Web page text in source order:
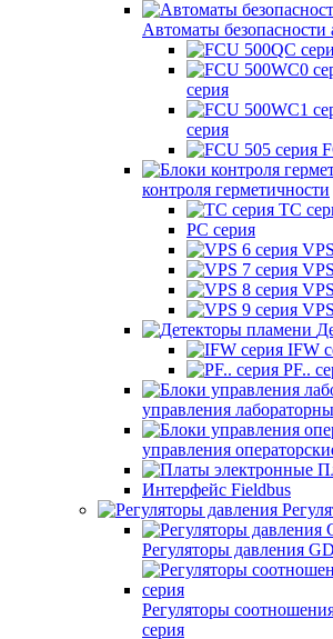
Автоматы безопасности
серия
серия
контроля герметичности
TC
PC серия
IFW
PF..
управления
управления
Интерфейс Fieldbus
Регуляторы давления
Регуляторы
серия